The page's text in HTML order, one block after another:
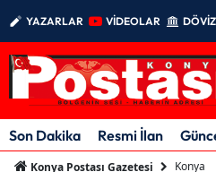
YAZARLAR VİDEOLAR
Son Dakika Resmi İlan
Konya Postası Gazetesi Konya